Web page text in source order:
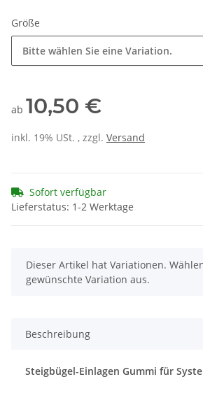
Größe
Bitte wählen Sie eine Variation.
ab 10,50 €
inkl. 19% USt. , zzgl. Versand
Sofort verfügbar
Lieferstatus: 1-2 Werktage
x
Dieser Artikel hat Variationen.
gewünschte Variation aus.
Beschreibung
Steigbügel-Einlagen Gummi für